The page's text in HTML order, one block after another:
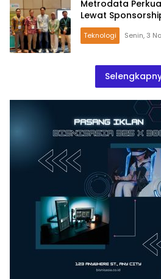
Metrodata
Lewat
Teknologi Senin, 3